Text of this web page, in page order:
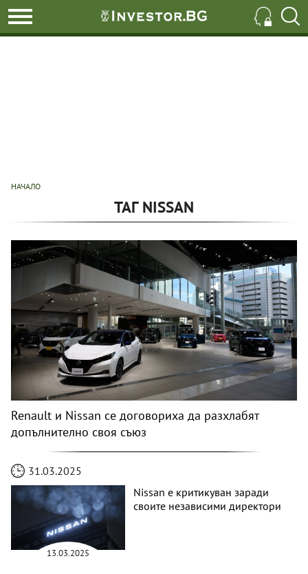
НАЧАЛО
ТАГ NISSAN
Renault и Nissan се договориха да разхлабят
допълнително своя съюз
31.03.2025
13.03.2025
Nissan е критикуван заради
своите независими директори